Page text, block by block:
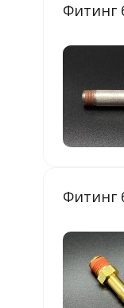
Фитинг
Фитинг